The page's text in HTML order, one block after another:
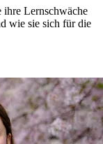
ihre Lernschwäche
wie sie sich für die